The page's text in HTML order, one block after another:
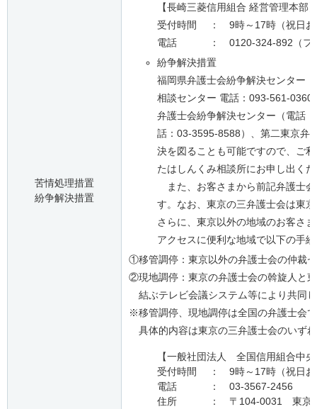
苦情処理措置
紛争解決措置
【長崎三菱信用組合 経営管理本部
受付時間 ： 9時～17時（祝日お
電話 ： 0120-324-892（フリ
紛争解決措置
福岡県弁護士会紛争解決センター
相談センター 電話：093-561-
弁護士会紛争解決センター（電話
話：03-3595-8588）、第二東京弁
決を図ることも可能ですので、ご
たはしんくみ相談所にお申し出く
また、お客さまから前記弁護士
す。なお、東京の三弁護士会は東
さらに、東京以外の地域のお客さ
アクセスに便利な地域で以下の手
①移管調停：東京以外の弁護士会の仲裁
②現地調停：東京の弁護士会の斡旋人と
結ぶテレビ会議システム等により共同
※移管調停、現地調停は全国の弁護士会
具体的内容は東京の三弁護士会のいず
【一般社団法人 全国信用組合中
受付時間 ： 9時～17時（祝日お
電話 ： 03-3567-2456
住所 ： 〒104-0031 東京都中